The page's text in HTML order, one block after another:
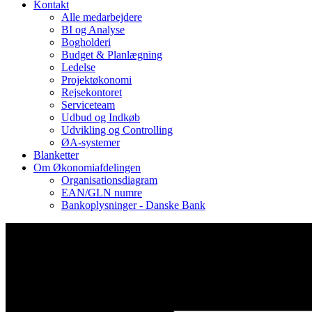
Kontakt
Alle medarbejdere
BI og Analyse
Bogholderi
Budget & Planlægning
Ledelse
Projektøkonomi
Rejsekontoret
Serviceteam
Udbud og Indkøb
Udvikling og Controlling
ØA-systemer
Blanketter
Om Økonomiafdelingen
Organisationsdiagram
EAN/GLN numre
Bankoplysninger - Danske Bank